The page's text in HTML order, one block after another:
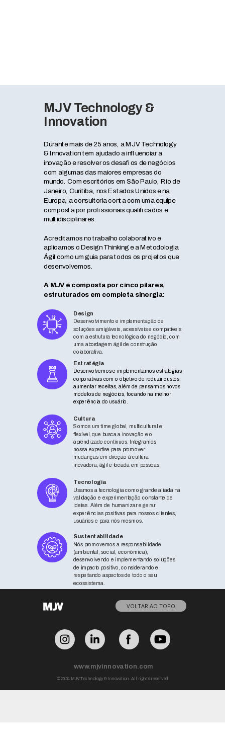
MJV Technology &
Innovation
Durante mais de 25 anos, a MJV Technology
& Innovation tem ajudado a influenciar a
inovação e resolver os desafios de negócios
com algumas das maiores empresas do
mundo. Com escritórios em São Paulo, Rio de
Janeiro, Curitiba, nos Estados Unidos e na
Europa, a consultoria conta com uma equipe
composta por profissionais qualificados e
multidisciplinares.
Acreditamos no trabalho colaborativo e
aplicamos o Design Thinking e a Metodologia
Ágil como um guia para todos os projetos que
desenvolvemos.
A MJV é composta por cinco pilares,
estruturados em completa sinergia:
Design
Desenvolvimento e implementação de
soluções amigáveis, acessíveis e compatíveis
com a estrutura tecnológica do negócio, com
uma abordagem ágil de construção
colaborativa.
Cultura
Somos um time global, multicultural e
flexível, que busca a inovação e o
aprendizado contínuos. Integramos
nossa expertise para promover
mudanças em direção à cultura
inovadora, ágil e focada em pessoas.
Estratégia
Desenvolvemos e implementamos estratégias
corporativas com o objetivo de reduzir custos,
aumentar receitas, além de pensarmos novos
modelos de negócios, focando na melhor
experiência do usuário.
.
Tecnologia
Usamos a tecnologia como grande aliada na
validação e experimentação constante de
ideias. Além de humanizar e gerar
experiências positivas para nossos clientes,
usuários e para nós mesmos.
Sustentabilidade
Nós promovemos a responsabilidade
(ambiental, social, econômica),
desenvolvendo e implementando soluções
de impacto positivo, considerando e
respeitando aspectos de todo o seu
ecossistema.
© 2024 MJV Technology & Innovation. All rights reserved
www.mjvinnovation.com
VOLTAR AO TOPO